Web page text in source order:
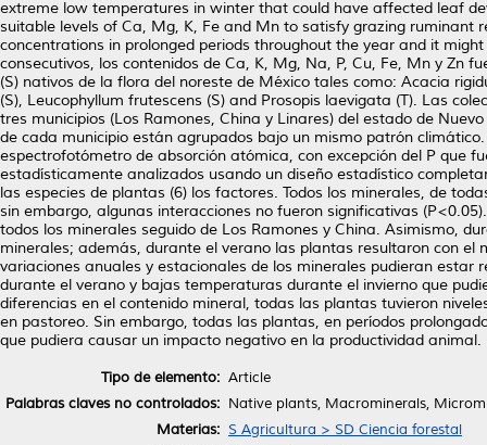
extreme low temperatures in winter that could have affected leaf
suitable levels of Ca, Mg, K, Fe and Mn to satisfy grazing ruminant
concentrations in prolonged periods throughout the year and it
consecutivos, los contenidos de Ca, K, Mg, Na, P, Cu, Fe, Mn y Zn
(S) nativos de la flora del noreste de México tales como: Acacia
(S), Leucophyllum frutescens (S) and Prosopis laevigata (T). Las
tres municipios (Los Ramones, China y Linares) del estado de
de cada municipio están agrupados bajo un mismo patrón
espectrofotómetro de absorción atómica, con excepción del P que
estadísticamente analizados usando un diseño estadístico
las especies de plantas (6) los factores. Todos los minerales, de
sin embargo, algunas interacciones no fueron significativas
todos los minerales seguido de Los Ramones y China. Asimismo,
minerales; además, durante el verano las plantas resultaron con
variaciones anuales y estacionales de los minerales pudieran
durante el verano y bajas temperaturas durante el invierno que
diferencias en el contenido mineral, todas las plantas tuvieron
en pastoreo. Sin embargo, todas las plantas, en períodos
que pudiera causar un impacto negativo en la productividad animal.
Tipo de elemento: Article
Palabras claves no controlados: Native plants, Macrominerals,
Materias: S Agricultura > SD Ciencia forestal